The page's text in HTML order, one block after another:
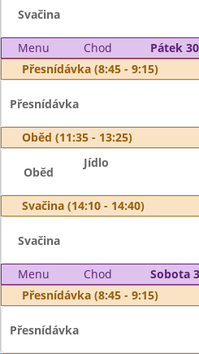
Svačina
Menu Chod
Pátek
Přesnídávka (8:45 - 9:15)
Přesnídávka
Oběd (11:35 - 13:25)
Oběd
Jídlo
Svačina (14:10 - 14:40)
Svačina
Menu Chod
Sobota
Přesnídávka (8:45 - 9:15)
Přesnídávka